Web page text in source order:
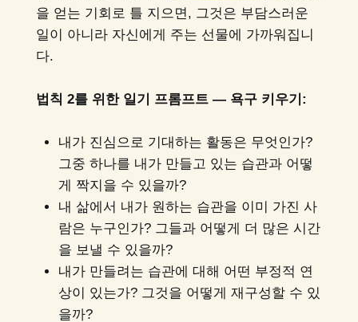
을 얻는 기회로 틀 지으면, 그것은 부담스러운
일이 아니라 자신에게 주는 선물에 가까워집니
다.
법칙 2를 위한 일기 프롬프트 — 욕구 키우기:
내가 진심으로 기대하는 활동은 무엇인가?
그중 하나를 내가 만들고 있는 습관과 어떻
게 짝지을 수 있을까?
내 삶에서 내가 원하는 습관을 이미 가진 사
람은 누구인가? 그들과 어떻게 더 많은 시간
을 보낼 수 있을까?
내가 만들려는 습관에 대해 어떤 부정적 연
상이 있는가? 그것을 어떻게 재구성할 수 있
을까?